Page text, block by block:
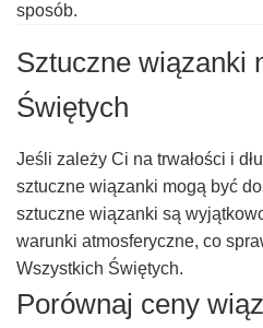
sposób.
Sztuczne wiązanki
Świętych
Jeśli zależy Ci na trwałości i
sztuczne wiązanki mogą być
sztuczne wiązanki są
warunki atmosferyczne, co
Wszystkich Świętych.
Porównaj ceny